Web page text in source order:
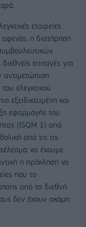
εταιρείες
η διατήρηση
επιταγές για
αντιμετώπιση
ελεγκτικού
εξειδικευμένη και
εφαρμογής του
(ISQM 1) από
από τις τις
να έχουμε
η πρόκληση να
που το
από τα διεθνή
δεν έχουν ακόμη